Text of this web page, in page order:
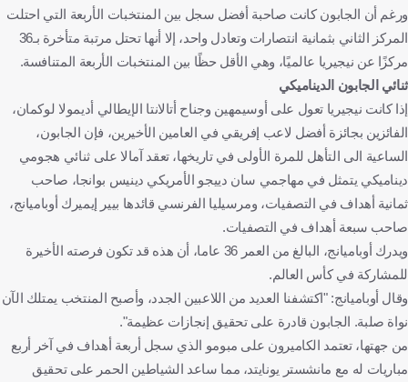
ورغم أن الجابون كانت صاحبة أفضل سجل بين المنتخبات الأربعة التي احتلت
المركز الثاني بثمانية انتصارات وتعادل واحد، إلا أنها تحتل مرتبة متأخرة بـ36
مركزًا عن نيجيريا عالميًا، وهي الأقل حظًا بين المنتخبات الأربعة المتنافسة.
ثنائي الجابون الديناميكي
إذا كانت نيجيريا تعول على أوسيمهين وجناح أتالانتا الإيطالي أديمولا لوكمان،
الفائزين بجائزة أفضل لاعب إفريقي في العامين الأخيرين، فإن الجابون،
الساعية الى التأهل للمرة الأولى في تاريخها، تعقد آمالا على ثنائي هجومي
ديناميكي يتمثل في مهاجمي سان دييجو الأمريكي دينيس بوانجا، صاحب
ثمانية أهداف في التصفيات، ومرسيليا الفرنسي قائدها بيير إيميرك أوباميانج،
صاحب سبعة أهداف في التصفيات.
ويدرك أوباميانج، البالغ من العمر 36 عاما، أن هذه قد تكون فرصته الأخيرة
للمشاركة في كأس العالم.
وقال أوباميانج: "اكتشفنا العديد من اللاعبين الجدد، وأصبح المنتخب يمتلك الآن
نواة صلبة. الجابون قادرة على تحقيق إنجازات عظيمة".
من جهتها، تعتمد الكاميرون على مبومو الذي سجل أربعة أهداف في آخر أربع
مباريات له مع مانشستر يونايتد، مما ساعد الشياطين الحمر على تحقيق